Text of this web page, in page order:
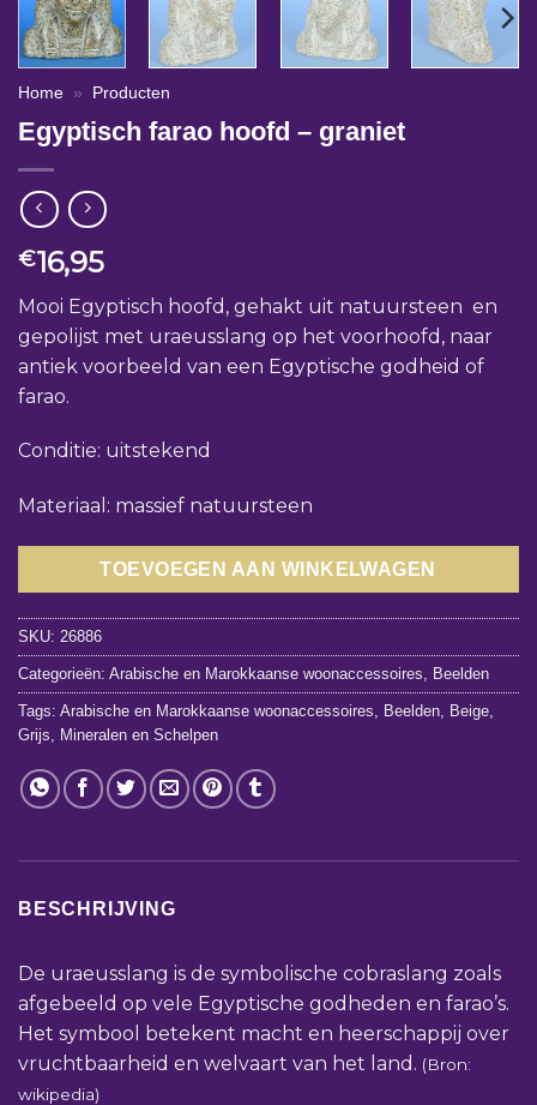
Home » Producten
Egyptisch farao hoofd – graniet
€16,95
Mooi Egyptisch hoofd, gehakt uit natuursteen en
gepolijst met uraeusslang op het voorhoofd, naar
antiek voorbeeld van een Egyptische godheid of
farao.
Conditie: uitstekend
Materiaal: massief natuursteen
TOEVOEGEN AAN WINKELWAGEN
SKU: 26886
Categorieën: Arabische en Marokkaanse woonaccessoires Beelden
Tags: Arabische en Marokkaanse woonaccessoires Beelden Beige
Grijs
Mineralen en Schelpen
BESCHRIJVING
De uraeusslang is de symbolische cobraslang zoals
afgebeeld op vele Egyptische godheden en farao’s.
Het symbool betekent macht en heerschappij over
vruchtbaarheid en welvaart van het land. (Bron:
wikipedia)